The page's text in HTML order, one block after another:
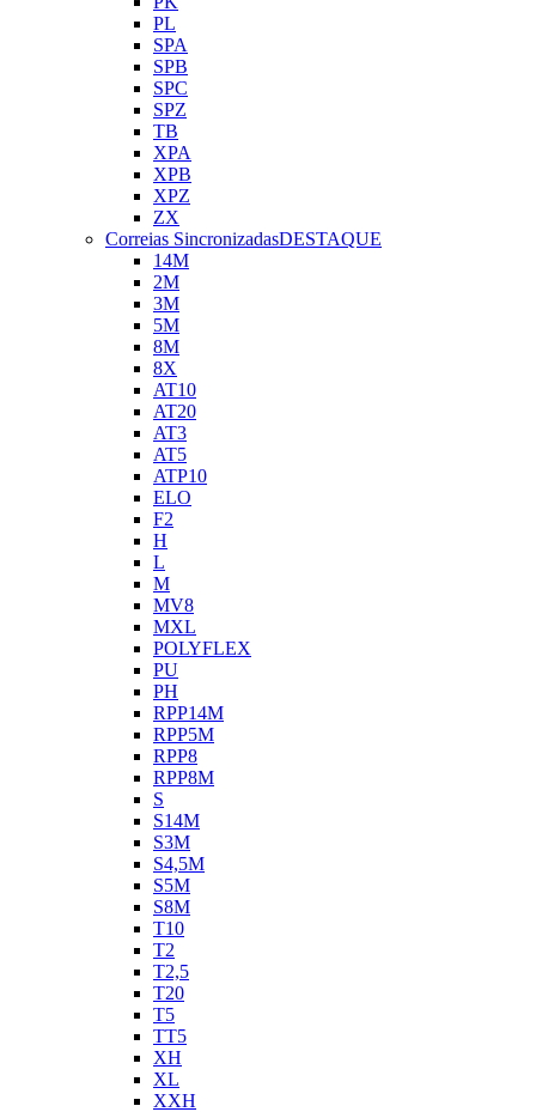
PL
SPA
SPB
SPC
SPZ
TB
XPA
XPB
XPZ
ZX
Correias SincronizadasDESTAQUE
14M
2M
3M
5M
8M
8X
AT10
AT20
AT3
AT5
ATP10
ELO
F2
H
L
M
MV8
MXL
POLYFLEX
PU
PH
RPP14M
RPP5M
RPP8
RPP8M
S
S14M
S3M
S4,5M
S5M
S8M
T10
T2
T2,5
T20
T5
TT5
XH
XL
XXH